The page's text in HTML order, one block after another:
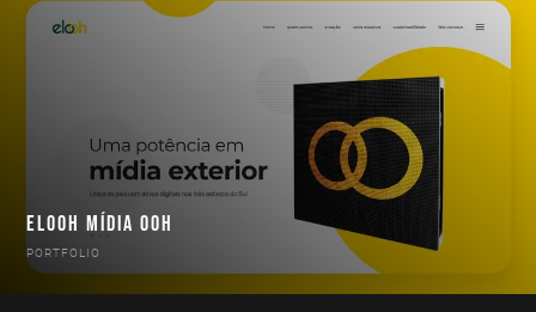
ELOOH MÍDIA OOH
PORTFOLIO